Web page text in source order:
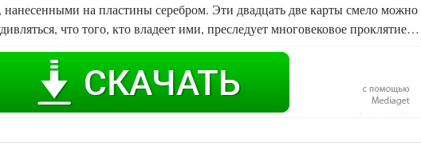
нанесенными на пластины серебром. Эти двадцать две карты смело можно
что того, кто владеет ими, преследует многовековое проклятие…